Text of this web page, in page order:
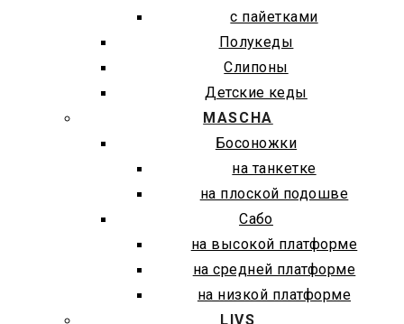
с пайетками
Полукеды
Слипоны
Детские кеды
MASCHA
Босоножки
на танкетке
на плоской подошве
Сабо
на высокой платформе
на средней платформе
на низкой платформе
LIVS